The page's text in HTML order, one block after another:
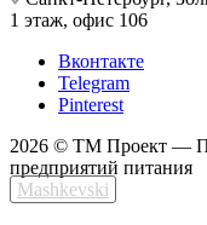
1 этаж, офис 106
Вконтакте
Telegram
Pinterest
2026 © ТМ Проект —
предприятий питания
Mashkevski